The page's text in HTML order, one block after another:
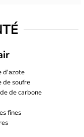
d'azote
de soufre
de carbone
fines